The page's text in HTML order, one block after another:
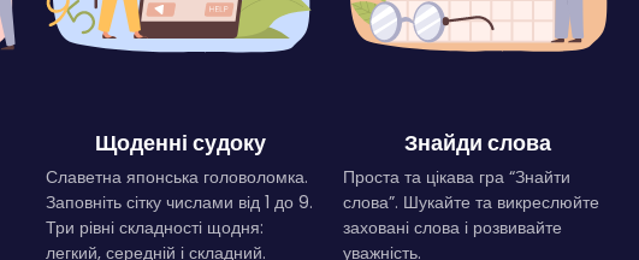
Щоденні судоку
Славетна японська головоломка.
Заповніть сітку числами від 1 до 9.
Три рівні складності щодня:
легкий, середній і складний.
Знайди слова
Проста та цікава гра “Знайти
слова”. Шукайте та викреслюйте
заховані слова і розвивайте
уважність.